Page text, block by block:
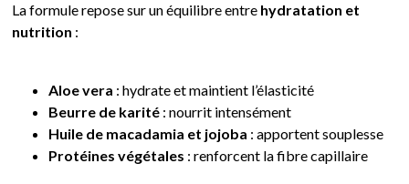
La formule repose sur un équilibre entre hydratation et
nutrition :
Aloe vera : hydrate et maintient l’élasticité
Beurre de karité : nourrit intensément
Huile de macadamia et jojoba : apportent souplesse
Protéines végétales : renforcent la fibre capillaire